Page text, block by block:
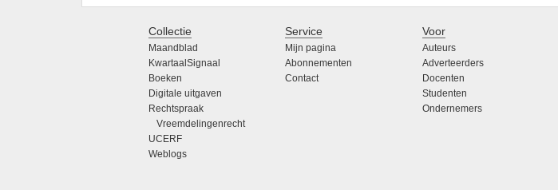
Collectie
Maandblad
KwartaalSignaal
Boeken
Digitale uitgaven
Rechtspraak
Vreemdelingenrecht
UCERF
Weblogs
Service
Mijn pagina
Abonnementen
Contact
Voor
Auteurs
Adverteerders
Docenten
Studenten
Ondernemers